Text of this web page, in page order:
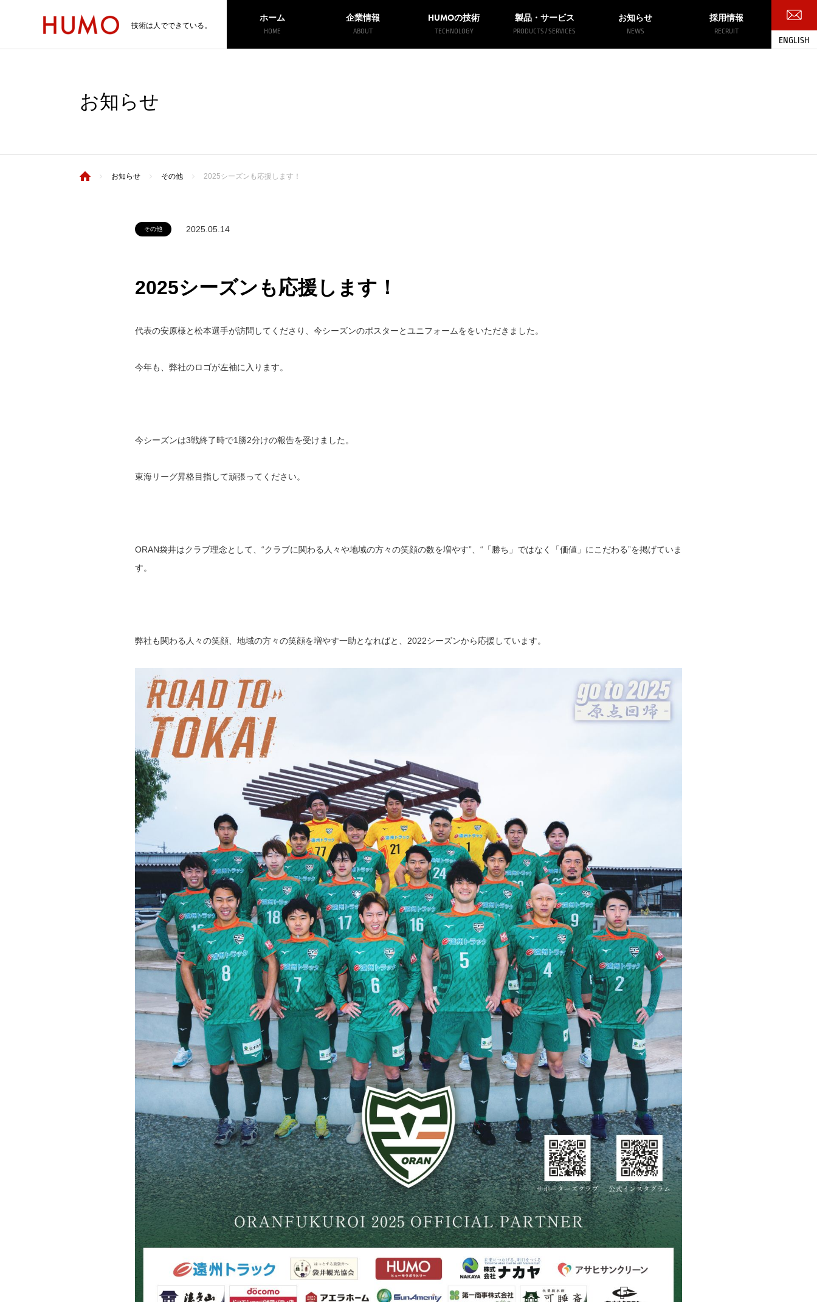
技術は人でできている。
ホーム
HOME
企業情報
ABOUT
HUMOの技術
TECHNOLOGY
製品・サービス
PRODUCTS / SERVICES
お知らせ
NEWS
採用情報
RECRUIT
お問い合わせ
ENGLISH
お知らせ
お知らせ その他 2025シーズンも応援します！
その他 2025.05.14
2025シーズンも応援します！
代表の安原様と松本選手が訪問してくださり、今シーズンのポスターとユニフォームををいただきました。
今年も、弊社のロゴが左袖に入ります。
今シーズンは3戦終了時で1 勝2分けの報告を受けました。
東海リーグ昇格目指して頑張ってください。
ORAN袋井はクラブ理念として、“クラブに関わる人々や地域の方々の笑顔の数を増やす”、“「勝ち」ではなく「価値」にこだわる”を掲げていま
す。
弊社も関わる人々の笑顔、地域の方々の笑顔を増やす一助となればと、 2022シーズンから応援しています。